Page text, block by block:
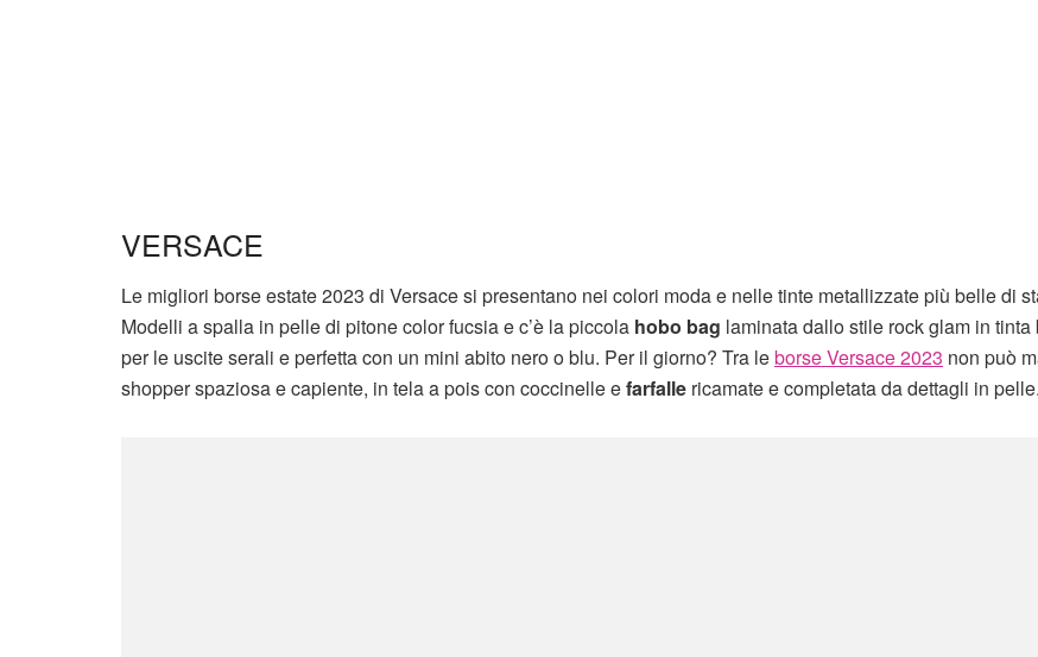
VERSACE
Le migliori borse estate 2023 di Versace si presentano nei colori moda e nelle tinte metallizzate più belle di
Modelli a spalla in pelle di pitone color fucsia e c’è la piccola hobo bag laminata dallo stile rock glam in tinta
per le uscite serali e perfetta con un mini abito nero o blu. Per il giorno? Tra leborse Versace 2023 non può
shopper spaziosa e capiente, in tela a pois con coccinelle efarfalle ricamate e completata da dettagli in pelle.